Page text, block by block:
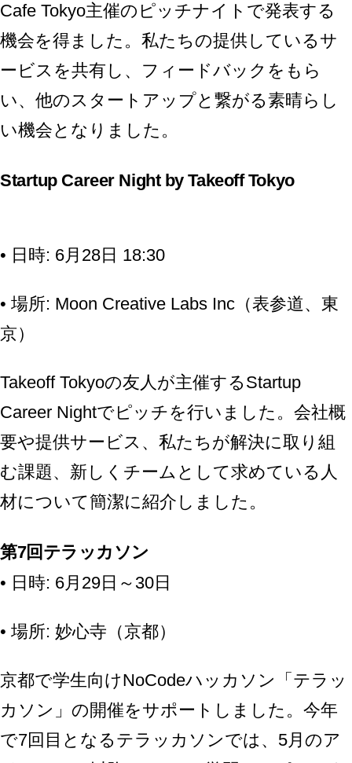
Cafe Tokyo主催のピッチナイトで発表する
機会を得ました。私たちの提供しているサ
ービスを共有し、フィードバックをもら
い、他のスタートアップと繋がる素晴らし
い機会となりました。
Startup Career Night by Takeoff Tokyo
• 日時: 6月28日 18:30
• 場所: Moon Creative Labs Inc（表参道、東
京）
Takeoff Tokyoの友人が主催するStartup
Career Nightでピッチを行いました。会社概
要や提供サービス、私たちが解決に取り組
む課題、新しくチームとして求めている人
材について簡潔に紹介しました。
第7回テラッカソン
• 日時: 6月29日～30日
• 場所: 妙心寺（京都）
京都で学生向けNoCodeハッカソン「テラッ
カソン」の開催をサポートしました。今年
で7回目となるテラッカソンでは、5月のア